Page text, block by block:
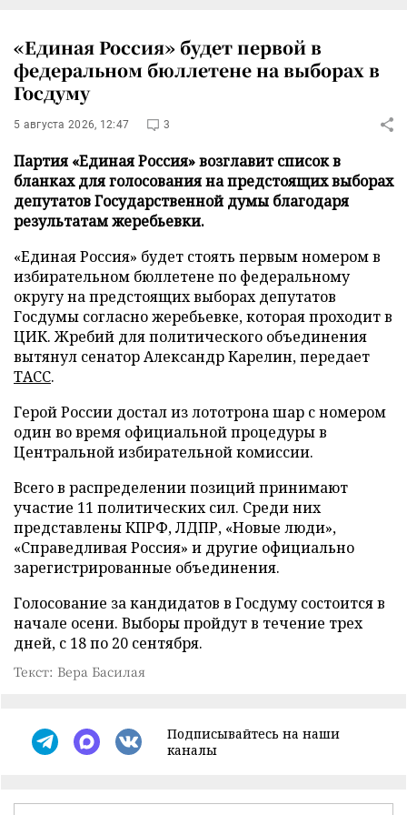
«Единая Россия» будет первой в
федеральном бюллетене на выборах в
Госдуму
5 августа 2026, 12:47 3
Партия «Единая Россия» возглавит список в
бланках для голосования на предстоящих выборах
депутатов Государственной думы благодаря
результатам жеребьевки.
«Единая Россия» будет стоять первым номером в
избирательном бюллетене по федеральному
округу на предстоящих выборах депутатов
Госдумы согласно жеребьевке, которая проходит в
ЦИК. Жребий для политического объединения
вытянул сенатор Александр Карелин, передает
ТАСС.
Герой России достал из лототрона шар с номером
один во время официальной процедуры в
Центральной избирательной комиссии.
Всего в распределении позиций принимают
участие 11 политических сил. Среди них
представлены КПРФ, ЛДПР, «Новые люди»,
«Справедливая Россия» и другие официально
зарегистрированные объединения.
Голосование за кандидатов в Госдуму состоится в
начале осени. Выборы пройдут в течение трех
дней, с 18 по 20 сентября.
Текст: Вера Басилая
Подписывайтесь на наши
каналы